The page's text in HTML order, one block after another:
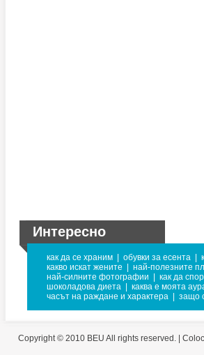
Интересно
как да се храним обувки за есента
какво искат жените
най-полезните
най-силните фотографии
как да
шоколадова диета
каква е моята
часът на раждане и характера
защо
Copyright © 2010 BEU All rights reserved. |